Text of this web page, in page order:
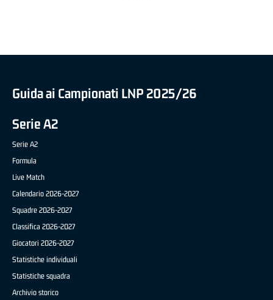
Guida ai Campionati LNP 2025/26
Serie A2
Serie A2
Formula
Live Match
Calendario 2026-2027
Squadre 2026-2027
Classifica 2026-2027
Giocatori 2026-2027
Statistiche individuali
Statistiche squadra
Archivio storico